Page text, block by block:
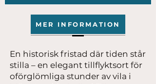
MER INFORMATION
En historisk fristad där tiden står
stilla – en elegant tillflyktsort för
oförglömliga stunder av vila i